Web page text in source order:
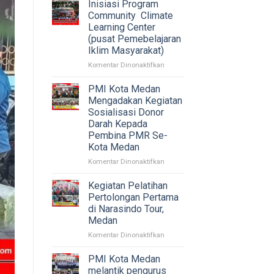
Kebakaran
terjadi
di
Jl.
3
Kel.
Kec.
Barat.
Inisiasi Program
Community Climate
Learning Center
(pusat Pemebelajaran
Iklim Masyarakat)
Komentar Dinonaktifkanpada
Community
Climate
(pusat
PMI Kota Medan
Mengadakan Kegiatan
Sosialisasi Donor
Darah Kepada
Pembina PMR Se-
Kota Medan
Komentar Dinonaktifkanpada
Mengadakan
Kegiatan
Donor
Kegiatan Pelatihan
Pertolongan Pertama
di Narasindo Tour,
Medan
Komentar Dinonaktifkanpada
PMI Kota Medan
melantik pengurus